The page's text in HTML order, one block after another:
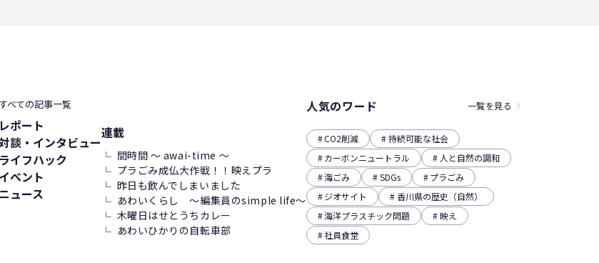
すべての記事一覧
レポート
談・インタビュー
ライフハック
イベント
ニュース
連載
間時間 ～ awai-time ～
プラごみ成仏大作戦！！映えプラ
昨日も飲んでしまいました
あわいくらし ～編集員のsimple life～
木曜日はせとうちカレー
あわいひかりの自転車部
人気のワード 一覧を見る
CO2削減
持続可能な社会
カーボンニュートラル
人と自然の調和
海ごみ
SDGs
プラごみ
ジオサイト
香川県の歴史（自然）
海洋プラスチック問題
映え
社員食堂